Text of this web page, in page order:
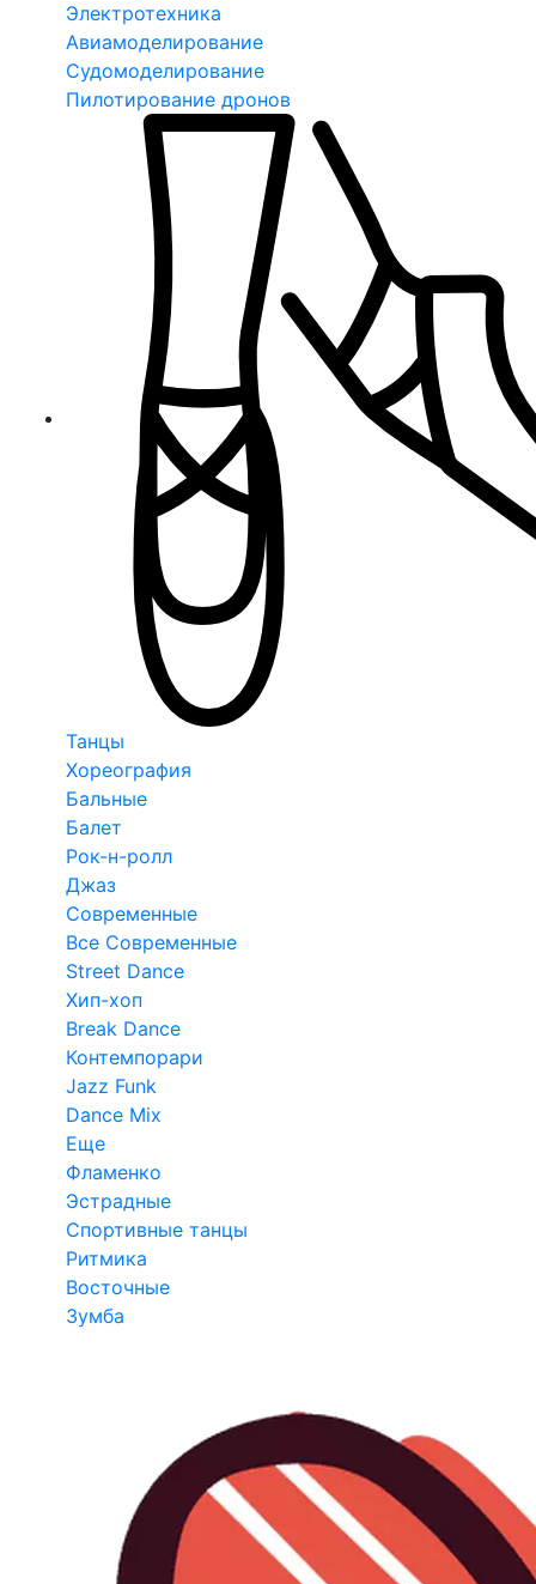
Электротехника
Авиамоделирование
Судомоделирование
Пилотирование дронов
Танцы
Хореография
Бальные
Балет
Рок-н-ролл
Джаз
Современные
Все Современные
Street Dance
Хип-хоп
Break Dance
Контемпорари
Jazz Funk
Dance Mix
Еще
Фламенко
Эстрадные
Спортивные танцы
Ритмика
Восточные
Зумба